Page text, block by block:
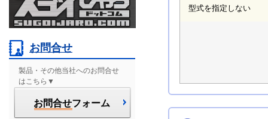
型式を指定しない
お問合せ
製品・その他当社へのお問合せ
はこちら▼
お問合せフォーム